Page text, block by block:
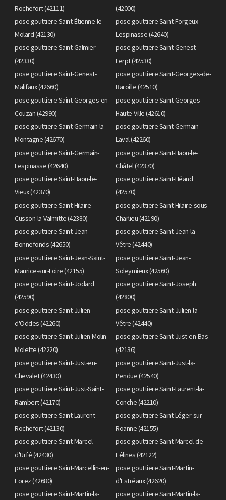
Rochefort (42111)
(42000)
pose gouttiere Saint-Étienne-le-
Molard (42130)
pose gouttiere Saint-Forgeux-
Lespinasse (42640)
pose gouttiere Saint-Galmier
(42330)
pose gouttiere Saint-Genest-
Lerpt (42530)
pose gouttiere Saint-Genest-
Malifaux (42660)
pose gouttiere Saint-Georges-de-
Baroille (42510)
pose gouttiere Saint-Georges-en-
Couzan (42990)
pose gouttiere Saint-Georges-
Haute-Ville (42610)
pose gouttiere Saint-Germain-la-
Montagne (42670)
pose gouttiere Saint-Germain-
Laval (42260)
pose gouttiere Saint-Germain-
Lespinasse (42640)
pose gouttiere Saint-Haon-le-
Châtel (42370)
pose gouttiere Saint-Haon-le-
Vieux (42370)
pose gouttiere Saint-Héand
(42570)
pose gouttiere Saint-Hilaire-
Cusson-la-Valmitte (42380)
pose gouttiere Saint-Hilaire-sous-
Charlieu (42190)
pose gouttiere Saint-Jean-
Bonnefonds (42650)
pose gouttiere Saint-Jean-la-
Vêtre (42440)
pose gouttiere Saint-Jean-Saint-
Maurice-sur-Loire (42155)
pose gouttiere Saint-Jean-
Soleymieux (42560)
pose gouttiere Saint-Jodard
(42590)
pose gouttiere Saint-Joseph
(42800)
pose gouttiere Saint-Julien-
d'Oddes (42260)
pose gouttiere Saint-Julien-la-
Vêtre (42440)
pose gouttiere Saint-Julien-Molin-
Molette (42220)
pose gouttiere Saint-Just-en-Bas
(42136)
pose gouttiere Saint-Just-en-
Chevalet (42430)
pose gouttiere Saint-Just-la-
Pendue (42540)
pose gouttiere Saint-Just-Saint-
Rambert (42170)
pose gouttiere Saint-Laurent-la-
Conche (42210)
pose gouttiere Saint-Laurent-
Rochefort (42130)
pose gouttiere Saint-Léger-sur-
Roanne (42155)
pose gouttiere Saint-Marcel-
d'Urfé (42430)
pose gouttiere Saint-Marcel-de-
Félines (42122)
pose gouttiere Saint-Marcellin-en-
Forez (42680)
pose gouttiere Saint-Martin-
d'Estréaux (42620)
pose gouttiere Saint-Martin-la-
pose gouttiere Saint-Martin-la-